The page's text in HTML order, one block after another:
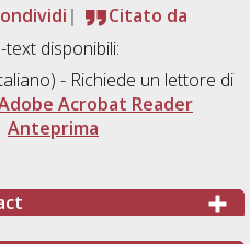
Citato da
disponibili:
- Richiede un lettore di
Acrobat Reader
Anteprima